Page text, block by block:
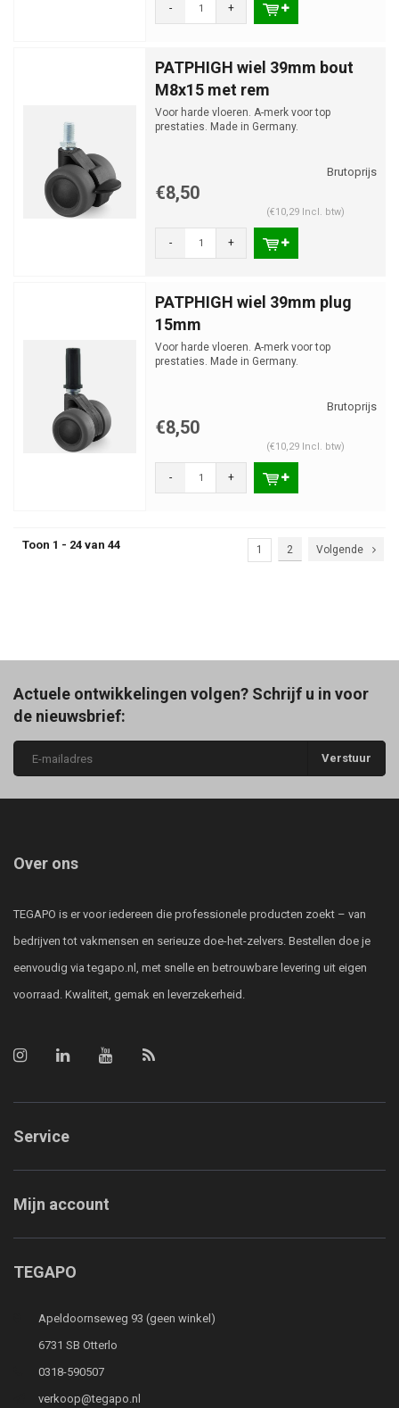
- +
PATPHIGH wiel 39mm bout
M8x15 met rem
Voor harde vloeren. A-merk voor top
prestaties. Made in Germany.
€8,50
(€10,29 Incl. btw)
- +
PATPHIGH wiel 39mm plug
15mm
Voor harde vloeren. A-merk voor top
prestaties. Made in Germany.
€8,50
(€10,29 Incl. btw)
- +
Toon 1 - 24 van 44 1 2 Volgende
Actuele ontwikkelingen volgen? Schrijf u in voor
de nieuwsbrief:
Verstuur
Over ons
TEGAPO is er voor iedereen die professionele producten zoekt – van
bedrijven tot vakmensen en serieuze doe-het-zelvers. Bestellen doe je
eenvoudig via tegapo.nl, met snelle en betrouwbare levering uit eigen
voorraad. Kwaliteit, gemak en leverzekerheid.
Service
Mijn account
TEGAPO
Apeldoornseweg 93 (geen winkel)
6731 SB Otterlo
0318-590507
verkoop@tegapo.nl